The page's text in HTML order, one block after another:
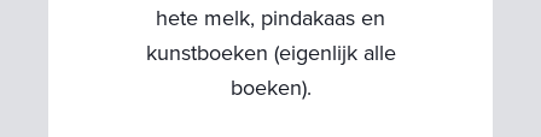
hete melk, pindakaas en
kunstboeken (eigenlijk alle
boeken).